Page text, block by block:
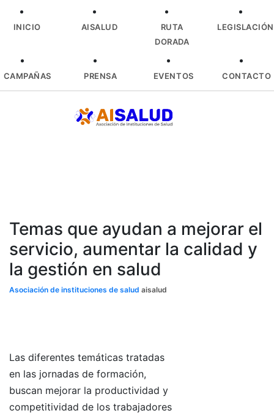
INICIO AISALUD
RUTA
DORADA
LEGISLACIÓN
CAMPAÑAS PRENSA EVENTOS CONTACTO
Temas que ayudan a mejorar el
servicio, aumentar la calidad y
la gestión en salud
Asociación de instituciones de salud aisalud
Las diferentes temáticas tratadas
en las jornadas de formación,
buscan mejorar la productividad y
competitividad de los trabajadores